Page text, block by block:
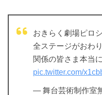
おきらく劇場ピロ
全ステージがおわ
関係の皆さま本当
pic.twitter.com/
— 舞台芸術制作室